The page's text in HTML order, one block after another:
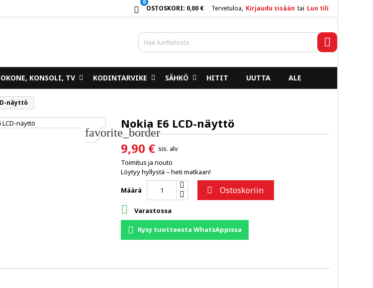
Tervetuloa, Kirjaudu sisään tai Luo tili
OSTOSKORI
0
0,00 €
KONSOLI, TV KODINTARVIKE SÄHKÖ HITIT UUTTA ALE
näyttö
Nokia E6 LCD-näyttö
9,90 € sis. alv
Toimitus ja nouto
Löytyy hyllystä – heti matkaan!
Määrä  Ostoskoriin
favorite_border
 Varastossa
Kysy tuotteesta WhatsAppissa
×
×
×